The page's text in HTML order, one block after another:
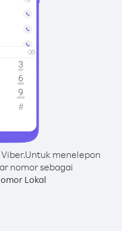
Untuk menelepon
nomor sebagai
Lokal